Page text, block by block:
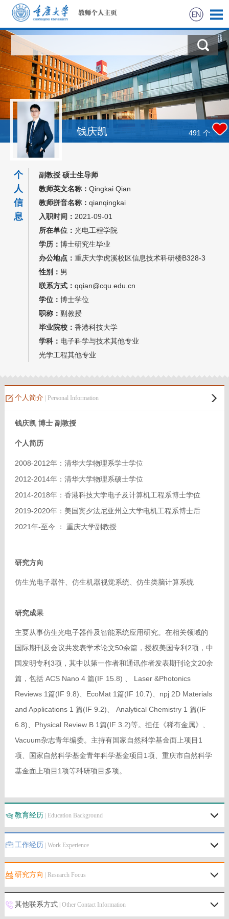
首页
科学研究
教学研究
获奖信息
社会实践
招生信息
学生信息
我的相册
教师博客
钱庆凯 491 个
个
人
信
息
副教授 硕士生导师
教师英文名称： Qingkai Qian
教师拼音名称： qianqingkai
入职时间： 2021-09-01
所在单位： 光电工程学院
学历： 博士研究生毕业
办公地点： 重庆大学虎溪校区信息技术科研楼B328-3
性别： 男
联系方式： qqian@cqu.edu.cn
学位： 博士学位
职称： 副教授
毕业院校： 香港科技大学
学科： 电子科学与技术其他专业
光学工程其他专业
个人简介| Personal Information
钱庆凯 博士 副教授
个人简历
2008-2012年：清华大学物理系学士学位
2012-2014年：清华大学物理系硕士学位
2014-2018年：香港科技大学电子及计算机工程系博士学位
2019-2020年：美国宾夕法尼亚州立大学电机工程系博士后
2021年-至今 ： 重庆大学副教授
研究方向
仿生光电子器件、仿生机器视觉系统、仿生类脑计算系统
研究成果
主要从事仿生光电子器件及智能系统应用研究。在相关领域的
国际期刊及会议共发表学术论文50余篇，授权美国专利2项，中
国发明专利3项，其中以第一作者和通讯作者发表期刊论文20余
篇，包括 ACS Nano 4 篇(IF 15.8) 、 Laser &Photonics
Reviews 1篇(IF 9.8)、EcoMat 1篇(IF 10.7)、npj 2D Materials
and Applications 1 篇(IF 9.2)、 Analytical Chemistry 1 篇(IF
6.8)、Physical Review B 1篇(IF 3.2)等。担任《稀有金属》、
Vacuum杂志青年编委。 主持有国家自然科学基金面上项目1
项、
国家自然科学基金青年科学基金项目1项、重庆市自然科学
基金面上项目1项等科研项目多项。
教育经历 | Education Background
工作经历 | Work Experience
研究方向 | Research Focus
其他联系方式| Other Contact Information